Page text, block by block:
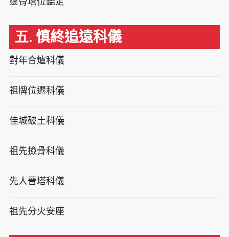
五. 慎終追遠科儀
對年合爐科儀
祖牌位遷科儀
佳城破土科儀
祖先撿骨科儀
先人晉塔科儀
祖先分火安座